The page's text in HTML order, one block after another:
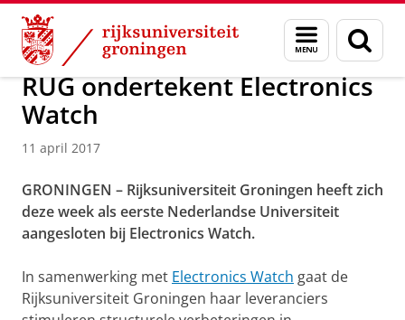
Skip
Content
Skip
Navigation
Menu
en
zoeken
Over ons Actueel Nieuws Nieuwsberichten
RUG ondertekent Electronics
Watch
11 april 2017
GRONINGEN – Rijksuniversiteit Groningen heeft zich
deze week als eerste Nederlandse Universiteit
aangesloten bij Electronics Watch.
In samenwerking met Electronics Watch gaat de
Rijksuniversiteit Groningen haar leveranciers